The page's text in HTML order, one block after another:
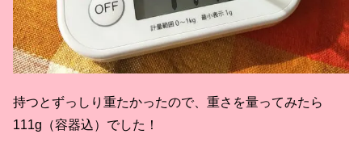
持つとずっしり重たかったので、重さを量ってみたら
111g（容器込）でした！